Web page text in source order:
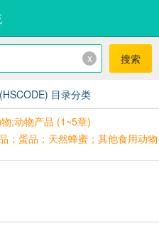
x 搜索
目录分类
;动物产品 (1~5章)
；蛋品；天然蜂蜜；其他食用动物